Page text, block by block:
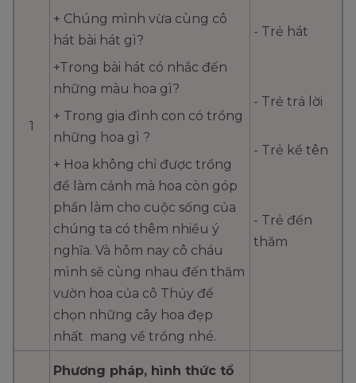
1
+ Chúng mình vừa cùng cô
hát bài hát gì?
+Trong bài hát có nhắc đến
những màu hoa gì?
+ Trong gia đình con có trồng
những hoa gì ?
+ Hoa không chỉ được trồng
để làm cảnh mà hoa còn góp
phần làm cho cuộc sống của
chúng ta có thêm nhiều ý
nghĩa. Và hôm nay cô cháu
mình sẽ cùng nhau đến thăm
vườn hoa của cô Thủy để
chọn những cây hoa đẹp
nhất mang về trồng nhé.
- Trẻ hát
- Trẻ trả lời
- Trẻ kể tên
- Trẻ đến
thăm
Phương pháp, hình thức tổ